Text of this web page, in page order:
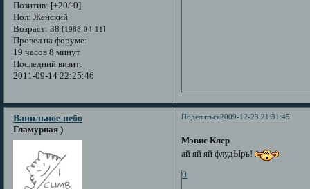
Позитив: [+20/-0]
Пол: Женский
Возраст: 38 [1988-04-11]
Провел на форуме:
19 часов 8 минут
Последний визит:
2011-09-14 22:25:46
Поделиться2009-12-23 21:31:45
Ванильное небо
Гламурная )
Мэвис Клер
ай яй яй флудЫрь!
0